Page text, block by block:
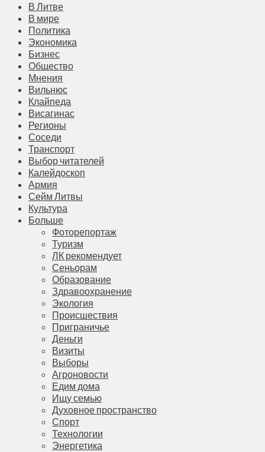
В Литве
В мире
Политика
Экономика
Бизнес
Общество
Мнения
Вильнюс
Клайпеда
Висагинас
Регионы
Соседи
Транспорт
Выбор читателей
Калейдоскоп
Армия
Сейм Литвы
Культура
Больше
Фоторепортаж
Туризм
ЛК рекомендует
Сеньорам
Образование
Здравоохранение
Экология
Происшествия
Приграничье
Деньги
Визиты
Выборы
Агроновости
Едим дома
Ищу семью
Духовное пространство
Спорт
Технологии
Энергетика